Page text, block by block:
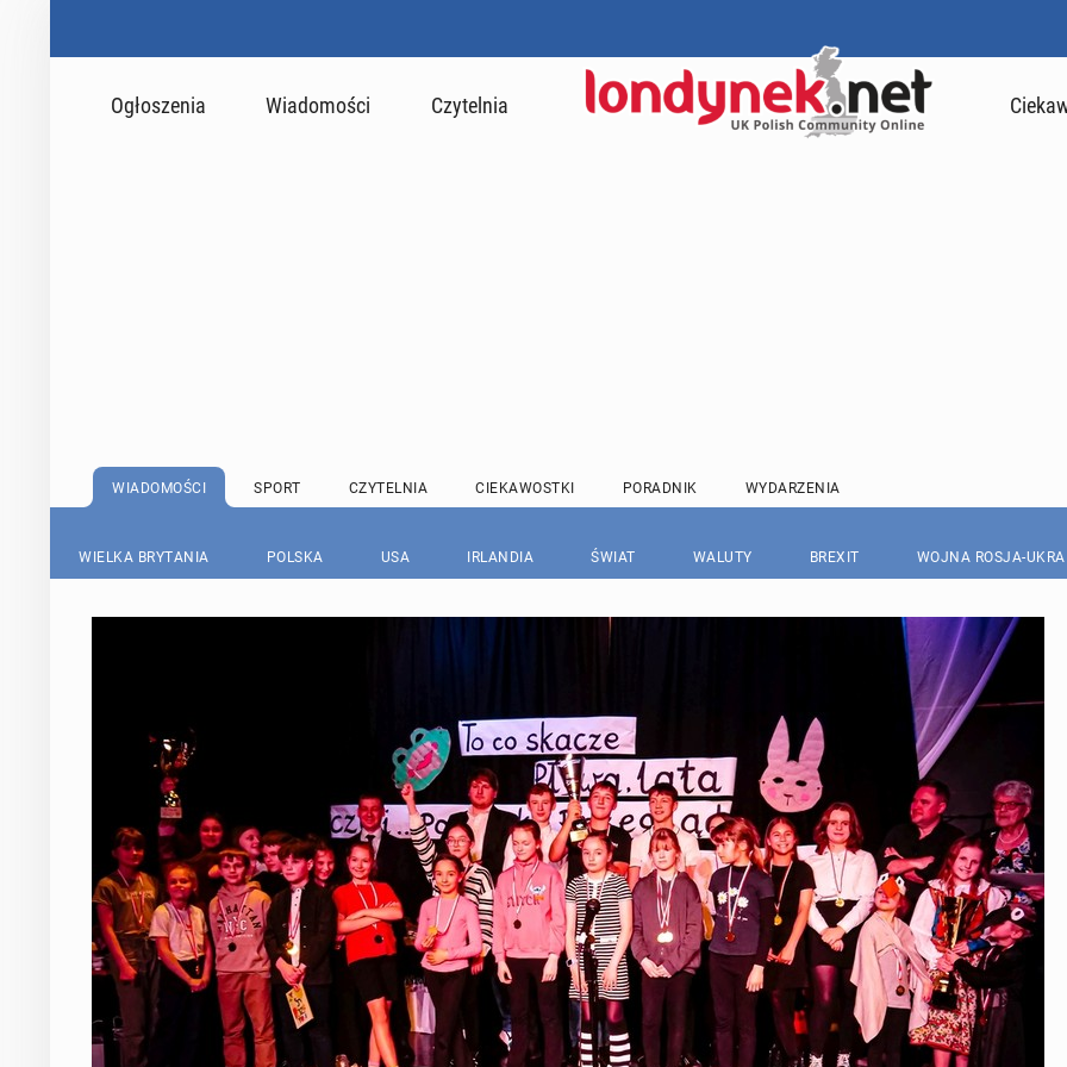
Ogłoszenia Wiadomości Czytelnia
WIADOMOŚCI SPORT CZYTELNIA CIEKAWOSTKI PORADNIK WYDARZENIA
WIELKA BRYTANIA POLSKA USA IRLANDIA ŚWIAT WALUTY BREXIT WOJNA ROSJA-